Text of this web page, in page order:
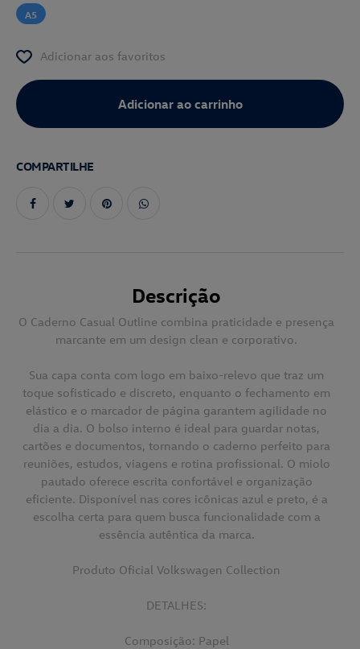
A5
Adicionar aos favoritos
COMPARTILHE
Descrição
O Caderno Casual Outline combina praticidade e presença
marcante em um design clean e corporativo.
Sua capa conta com logo em baixo-relevo que traz um
toque sofisticado e discreto, enquanto o fechamento em
elástico e o marcador de página garantem agilidade no
dia a dia. O bolso interno é ideal para guardar notas,
cartões e documentos, tornando o caderno perfeito para
reuniões, estudos, viagens e rotina profissional. O miolo
pautado oferece escrita confortável e organização
eficiente. Disponível nas cores icônicas azul e preto, é a
escolha certa para quem busca funcionalidade com a
essência autêntica da marca.
Produto Oficial Volkswagen Collection
DETALHES:
Composição: Papel